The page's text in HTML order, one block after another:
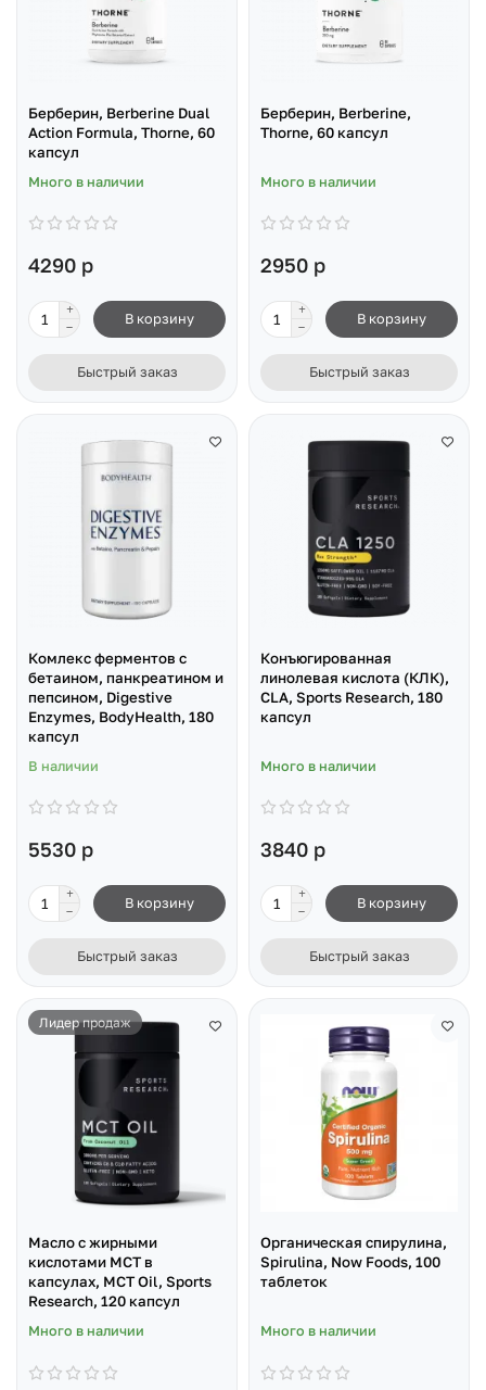
Берберин, Berberine Dual
Action Formula, Thorne, 60
капсул
Много в наличии
4290 р
В корзину
Быстрый заказ
Берберин, Berberine,
Thorne, 60 капсул
Много в наличии
2950 р
В корзину
Быстрый заказ
Комлекс ферментов с
бетаином, панкреатином и
пепсином, Digestive
Enzymes, BodyHealth, 180
капсул
В наличии
5530 р
В корзину
Быстрый заказ
Конъюгированная
линолевая кислота (КЛК),
CLA, Sports Research, 180
капсул
Много в наличии
3840 р
В корзину
Быстрый заказ
Лидер продаж
Масло с жирными
кислотами МСТ в
капсулах, MCT Oil, Sports
Research, 120 капсул
Много в наличии
Органическая спирулина,
Spirulina, Now Foods, 100
таблеток
Много в наличии